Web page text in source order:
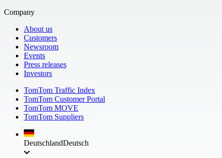
Company
About us
Customers
Newsroom
Events
Press releases
Investors
TomTom Traffic Index
TomTom Customer Portal
TomTom MOVE
TomTom Suppliers
DeutschlandDeutsch